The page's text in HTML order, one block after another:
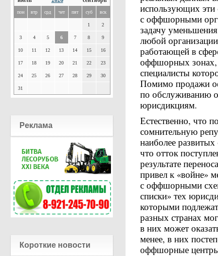
пон втр срд чет пят суб вск
1 2
3 4 5 6 7 8 9
10 11 12 13 14 15 16
17 18 19 20 21 22 23
24 25 26 27 28 29 30
31
Реклама
Короткие новости
использующих
с оффшорными
задачу
любой
работающей в
оффшорных зонах,
специалисты
Помимо продажи
по обслуживанию
юрисдикциям.
Естественно, что
сомнительную
наиболее
что отток
результате
привел к «войне»
с оффшорными
списки» тех
которыми
разных странах
в них может
менее, в них
оффшорные